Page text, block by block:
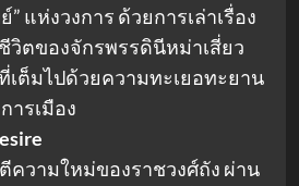
” แห่งวงการ ด้วยการเล่าเรื่อง
วิตของจักรพรรดินีหม่าเสี่ยว
เต็มไปด้วยความทะเยอทะยาน
ารเมือง
ความใหม่ของราชวงศ์ถัง ผ่าน